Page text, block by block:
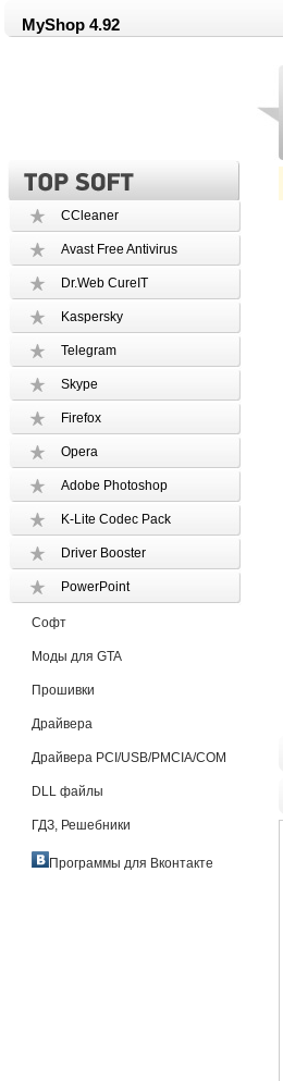
MyShop 4.92
CCleaner
Avast Free Antivirus
Dr.Web CureIT
Kaspersky
Telegram
Skype
Firefox
Opera
Adobe Photoshop
K-Lite Codec Pack
Driver Booster
PowerPoint
Софт
Моды для GTA
Прошивки
Драйвера
Драйвера PCI/USB/PMCIA/COM
DLL файлы
ГДЗ, Решебники
Программы для Вконтакте